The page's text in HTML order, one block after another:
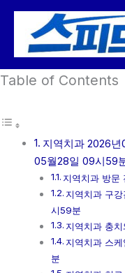
건
뛰
Table of Contents
지역치과 2026
05월28일 09시59
지역치과 방문
지역치과 구
시59분
지역치과 충
지역치과 스
분